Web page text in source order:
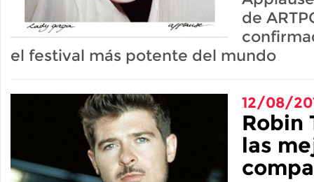
de
el festival más potente del mundo
12/08/
Robin
las